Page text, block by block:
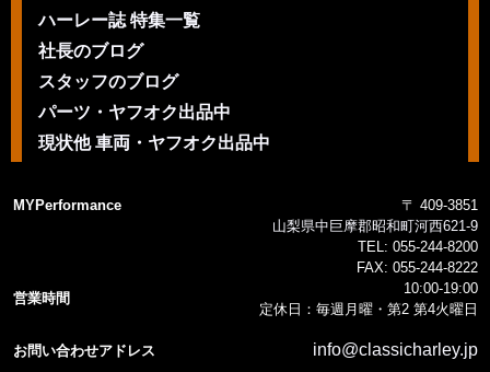
ハーレー誌 特集一覧
社長のブログ
スタッフのブログ
パーツ・ヤフオク出品中
現状他 車両・ヤフオク出品中
MYPerformance
〒 409-3851
山梨県中巨摩郡昭和町河西621-9
TEL: 055-244-8200
FAX: 055-244-8222
営業時間
10:00-19:00
定休日：毎週月曜・第2 第4火曜日
お問い合わせアドレス info@classicharley.jp